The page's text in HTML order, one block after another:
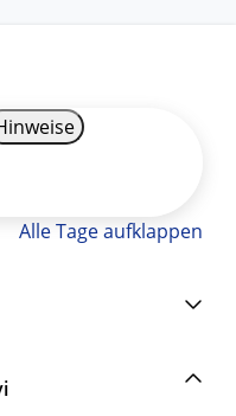
Alle Tage aufklappen